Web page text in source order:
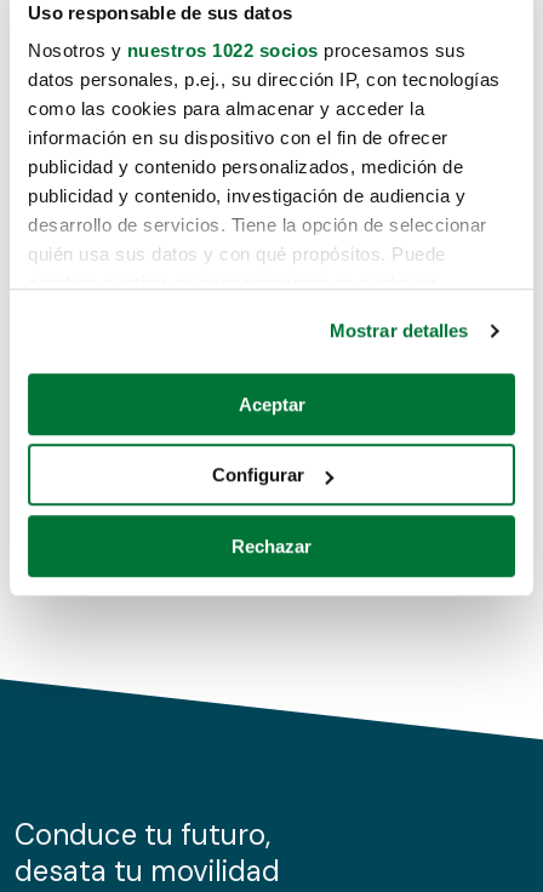
Uso responsable de sus datos
Nosotros y nuestros 1022 socios procesamos sus
datos personales, p.ej., su dirección IP, con tecnologías
como las cookies para almacenar y acceder la
información en su dispositivo con el fin de ofrecer
publicidad y contenido personalizados, medición de
publicidad y contenido, investigación de audiencia y
desarrollo de servicios. Tiene la opción de seleccionar
quién usa sus datos y con qué propósitos. Puede
Si lo permite, también quisiéramos:
Recopilar información sobre su ubicación geográfica
Identificar su dispositivo analizándolo activamente
para buscar características específicas (huellas
Obtenga más información sobre cómo se procesan sus
de cookies.
información sobre el uso que haga del sitio web con
nuestros partners de redes sociales, publicidad y análisis
Mostrar detalles
Aceptar
Configurar
Rechazar
Lo sentimos, no sabemos como
te hemos traido hasta aquí.
Pero puedes encontrar el coche que estás
buscando en alguno de estos enlaces:
Coches de segunda mano
Coches de km0
Conduce tu futuro,
desata tu movilidad